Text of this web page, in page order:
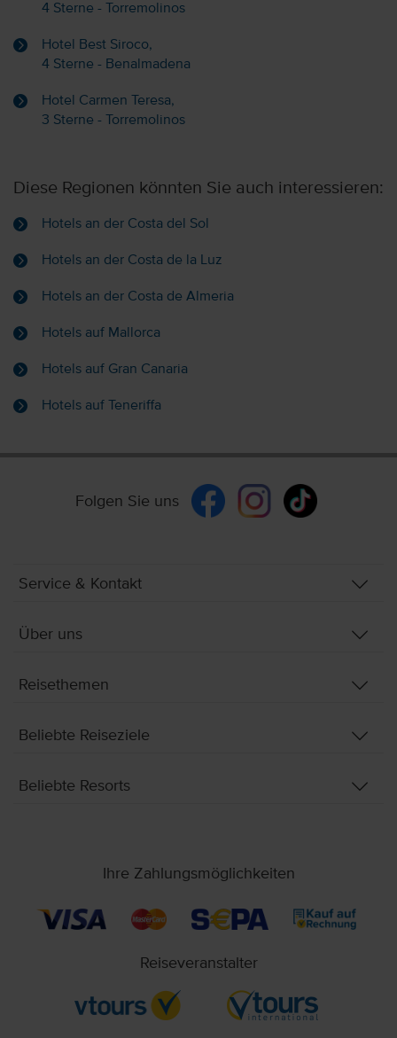
4 Sterne - Torremolinos
Hotel Best Siroco,
4 Sterne - Benalmadena
Hotel Carmen Teresa,
3 Sterne - Torremolinos
Diese Regionen könnten Sie auch interessieren:
Hotels an der Costa del Sol
Hotels an der Costa de la Luz
Hotels an der Costa de Almeria
Hotels auf Mallorca
Hotels auf Gran Canaria
Hotels auf Teneriffa
Folgen Sie uns
Service & Kontakt
Über uns
Reisethemen
Beliebte Reiseziele
Beliebte Resorts
Ihre Zahlungsmöglichkeiten
Reiseveranstalter